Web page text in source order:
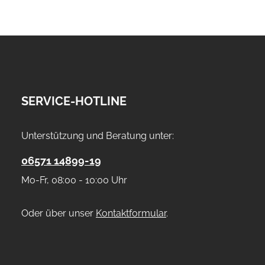
SERVICE-HOTLINE
Unterstützung und Beratung unter:
06571 14899-19
Mo-Fr, 08:00 - 10:00 Uhr
Oder über unser Kontaktformular.